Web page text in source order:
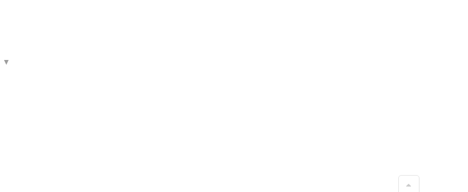
▼